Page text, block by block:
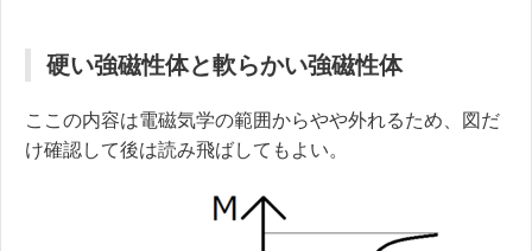
硬い強磁性体と軟らかい強磁性体
ここの内容は電磁気学の範囲からやや外れるため、図だ
け確認して後は読み飛ばしてもよい。